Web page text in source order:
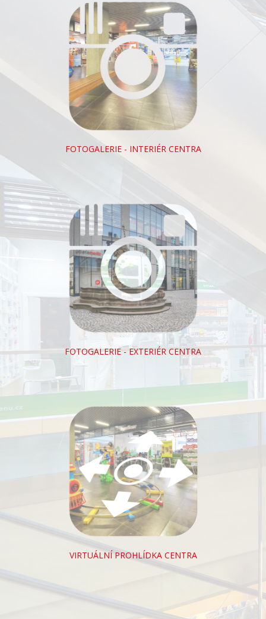
FOTOGALERIE - INTERIÉR CENTRA
FOTOGALERIE - EXTERIÉR CENTRA
VIRTUÁLNÍ PROHLÍDKA CENTRA